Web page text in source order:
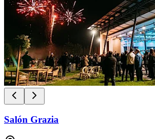
Salón Grazia